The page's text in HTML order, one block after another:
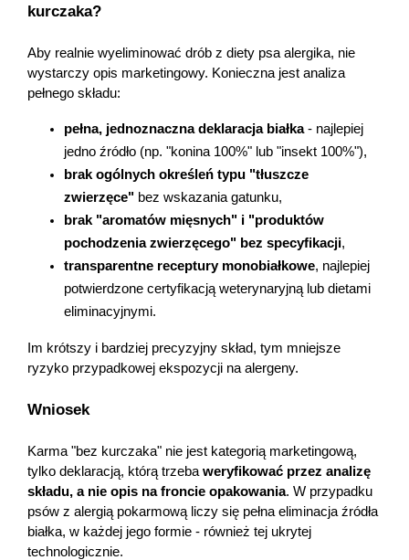
kurczaka?
Aby realnie wyeliminować drób z diety psa alergika, nie
wystarczy opis marketingowy. Konieczna jest analiza
pełnego składu:
pełna, jednoznaczna deklaracja białka - najlepiej
jedno źródło (np. "konina 100%" lub "insekt 100%"),
brak ogólnych określeń typu "tłuszcze
zwierzęce" bez wskazania gatunku,
brak "aromatów mięsnych" i "produktów
pochodzenia zwierzęcego" bez specyfikacji,
transparentne receptury monobiałkowe, najlepiej
potwierdzone certyfikacją weterynaryjną lub dietami
eliminacyjnymi.
Im krótszy i bardziej precyzyjny skład, tym mniejsze
ryzyko przypadkowej ekspozycji na alergeny.
Wniosek
Karma "bez kurczaka" nie jest kategorią marketingową,
tylko deklaracją, którą trzeba weryfikować przez analizę
składu, a nie opis na froncie opakowania. W przypadku
psów z alergią pokarmową liczy się pełna eliminacja źródła
białka, w każdej jego formie - również tej ukrytej
technologicznie.